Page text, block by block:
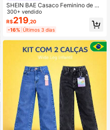
SHEIN BAE Casaco Feminino de M
oda Casual Cor Sólida com Dupla F
ileira de Botões
300+ vendido
R$219 ,20
-16% Últimos 3 dias